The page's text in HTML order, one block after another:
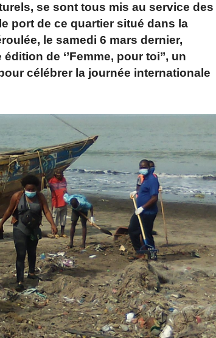
se sont tous mis au service des
port de ce quartier situé dans la
le samedi 6 mars dernier,
de ‘’Femme, pour toi’’, un
célébrer la journée internationale